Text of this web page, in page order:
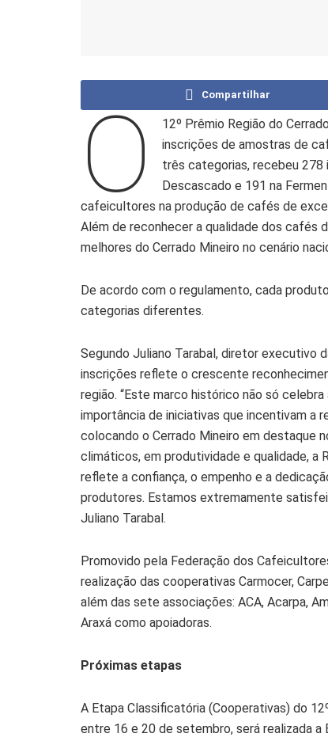
Compartilhar
O
12º Prêmio Região do
inscrições de amostras de
três categorias, recebeu 278
Descascado e 191 na
cafeicultores na produção de cafés de
Além de reconhecer a qualidade dos cafés
melhores do Cerrado Mineiro no cenário
De acordo com o regulamento, cada
categorias diferentes.
Segundo Juliano Tarabal, diretor executivo
inscrições reflete o crescente
região. “Este marco histórico não só
importância de iniciativas que incentivam a
colocando o Cerrado Mineiro em destaque
climáticos, em produtividade e qualidade, a
reflete a confiança, o empenho e a
produtores. Estamos extremamente
Juliano Tarabal.
Promovido pela Federação dos
realização das cooperativas Carmocer,
além das sete associações: ACA, Acarpa,
Araxá como apoiadoras.
Próximas etapas
A Etapa Classificatória (Cooperativas) do
entre 16 e 20 de setembro, será realizada